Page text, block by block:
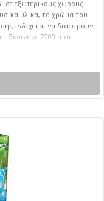
σε εξωτερικούς χώρους.
υλικά, το χρώμα του
ενδέχεται να διαφέρουν
Σκοινάκι: 2200 mm